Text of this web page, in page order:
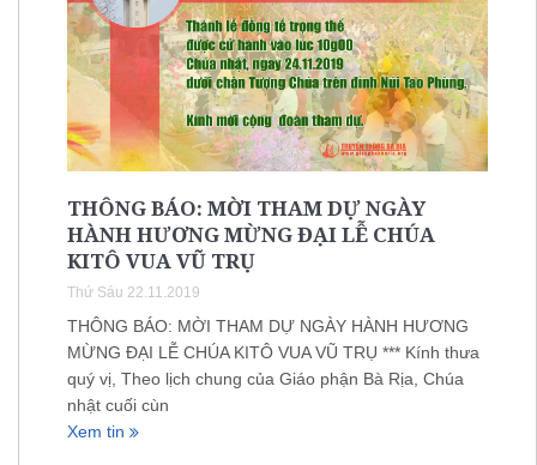
THÔNG BÁO: MỜI THAM DỰ NGÀY
HÀNH HƯƠNG MỪNG ĐẠI LỄ CHÚA
KITÔ VUA VŨ TRỤ
Thứ Sáu 22.11.2019
THÔNG BÁO: MỜI THAM DỰ NGÀY HÀNH HƯƠNG
MỪNG ĐẠI LỄ CHÚA KITÔ VUA VŨ TRỤ *** Kính thưa
quý vị, Theo lịch chung của Giáo phận Bà Rịa, Chúa
nhật cuối cùn
Xem tin